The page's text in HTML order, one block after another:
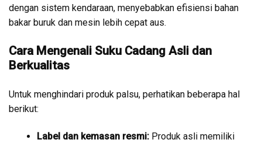
dengan sistem kendaraan, menyebabkan efisiensi bahan
bakar buruk dan mesin lebih cepat aus.
Cara Mengenali Suku Cadang Asli dan
Berkualitas
Untuk menghindari produk palsu, perhatikan beberapa hal
berikut:
Label dan kemasan resmi: Produk asli memiliki